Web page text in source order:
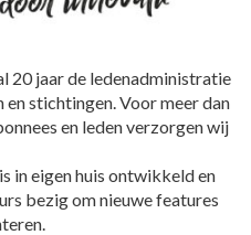
20 jaar de ledenadministratie
stichtingen. Voor meer dan
en leden verzorgen wij
in eigen huis ontwikkeld en
bezig om nieuwe features